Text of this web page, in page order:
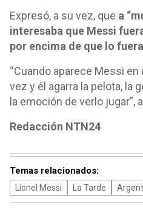
Expresó, a su vez, que a
interesaba que Messi
por encima de que lo
“Cuando aparece Messi
vez y él agarra la pelota, la
la emoción de verlo jugar”,
Redacción NTN24
Temas relacionados:
Lionel Messi La Tarde